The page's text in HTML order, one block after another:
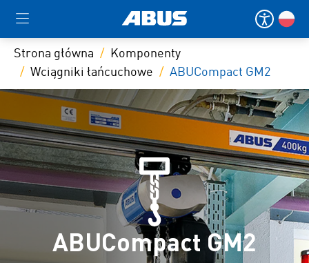
Strona główna
Komponenty
Wciągniki łańcuchowe
ABUCompact GM2
ABUCompact GM2